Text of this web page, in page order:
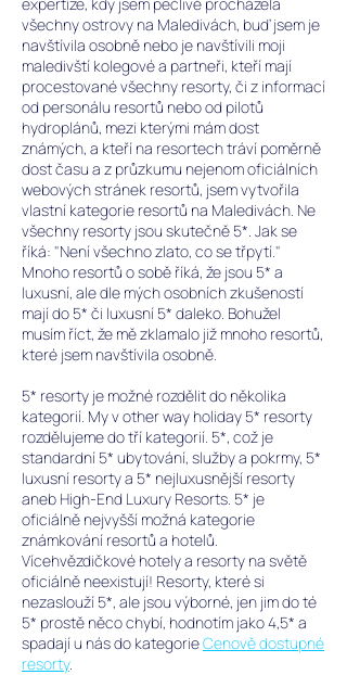
všechny ostrovy na Maledivách, buď jsem je
navštívila osobně nebo je navštívili moji
maledivští kolegové a partneři, kteří mají
procestované všechny resorty, či z informací
od personálu resortů nebo od pilotů
hydroplánů, mezi kterými mám dost
známých, a kteří na resortech tráví poměrně
dost času a z průzkumu nejenom oficiálních
webových stránek resortů, jsem vytvořila
vlastní kategorie resortů na Maledivách. Ne
všechny resorty jsou skutečně 5*. Jak se
říká: "Není všechno zlato, co se třpytí."
Mnoho resortů o sobě říká, že jsou 5* a
luxusní, ale dle mých osobních zkušeností
mají do 5* či luxusní 5* daleko. Bohužel
musím říct, že mě zklamalo již mnoho resortů,
které jsem navštívila osobně.
5* resorty je možné rozdělit do několika
kategorií. My v other way holiday 5* resorty
rozdělujeme do tří kategorií. 5*, což je
standardní 5* ubytování, služby a pokrmy, 5*
luxusní resorty a 5* nejluxusnější resorty
aneb High-End Luxury Resorts. 5* je
oficiálně nejvyšší možná kategorie
známkování resortů a hotelů.
Vícehvězdičkové hotely a resorty na světě
oficiálně neexistují! Resorty, které si
nezaslouží 5*, ale jsou výborné, jen jim do té
5* prostě něco chybí, hodnotím jako 4,5* a
spadají u nás do kategorieCenově dostupné
resorty.